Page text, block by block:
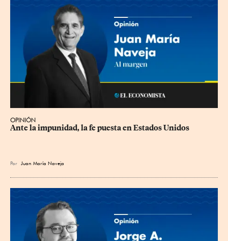
OPINIÓN
Ante la impunidad, la fe puesta en Estados Unidos
Por Juan María Naveja